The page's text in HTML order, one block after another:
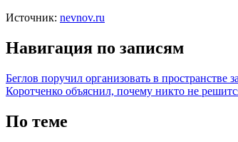
Источник: nevnov.ru
Навигация по записям
Беглов поручил организовать в пространстве
Коротченко объяснил, почему никто не
По теме